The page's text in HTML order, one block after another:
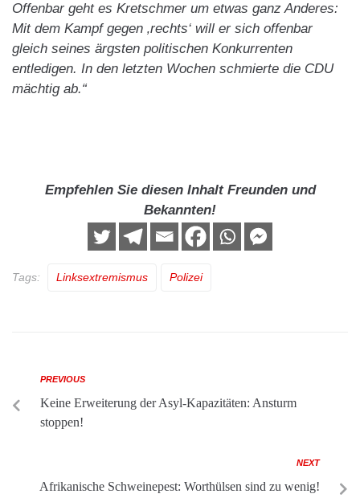
Offenbar geht es Kretschmer um etwas ganz Anderes:
Mit dem Kampf gegen ‚rechts‘ will er sich offenbar
gleich seines ärgsten politischen Konkurrenten
entledigen. In den letzten Wochen schmierte die CDU
mächtig ab.“
Empfehlen Sie diesen Inhalt Freunden und
Bekannten!
Tags: Linksextremismus Polizei
PREVIOUS
Keine Erweiterung der Asyl-Kapazitäten: Ansturm
stoppen!
NEXT
Afrikanische Schweinepest: Worthülsen sind zu wenig!